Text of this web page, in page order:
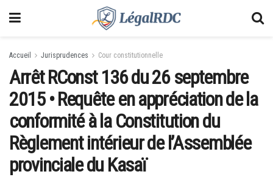
Accueil Jurisprudences Cour constitutionnelle
Arrêt RConst 136 du 26 septembre
2015 • Requête en appréciation de la
conformité à la Constitution du
Règlement intérieur de l’Assemblée
provinciale du Kasaï